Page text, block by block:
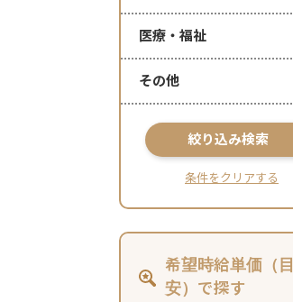
医療・福祉
その他
絞り込み検索
条件をクリアする
希望時給単価（目
安）で探す